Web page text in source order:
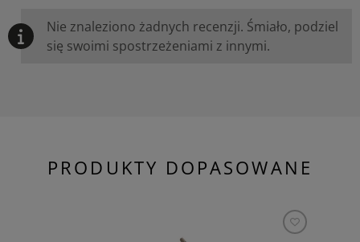
Nie znaleziono żadnych recenzji. Śmiało, podziel
się swoimi spostrzeżeniami z innymi.
PRODUKTY DOPASOWANE